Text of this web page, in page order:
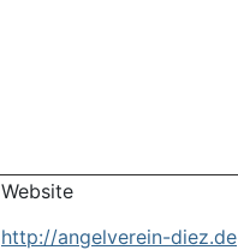
Website
http://angelverein-diez.de